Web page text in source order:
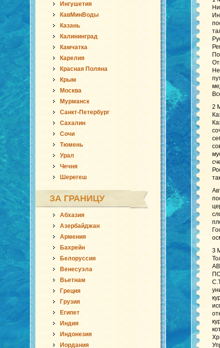
Ингушетия
КавМинВоды
Казань
Калининград
Камчатка
Карелия
Красная Поляна
Крым
Москва
Мурманск
Санкт-Петербург
Сахалин
Сочи
Тюмень
Урал
Чечня
Шерегеш
ЗА ГРАНИЦУ
Абхазия
Азербайджан
Армения
Бахрейн
Белоруссия
Венесуэла
Вьетнам
Греция
Грузия
Египет
Индия
Индонезия
Иордания
2
3